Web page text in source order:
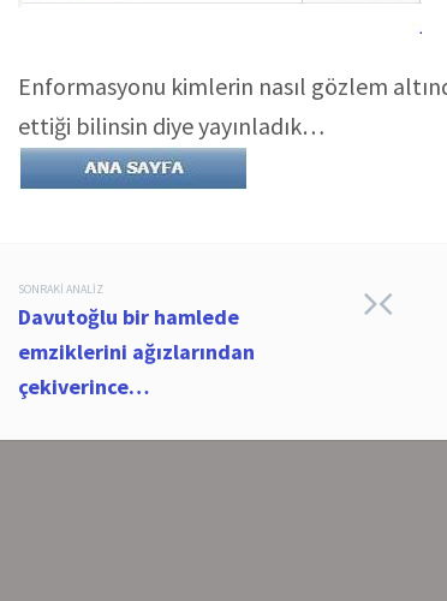
Enformasyonu kimlerin nasıl gözlem
ettiği bilinsin diye yayınladık…
Post
navigation
SONRAKI ANALIZ
Davutoğlu bir hamlede
emziklerini ağızlarından
çekiverince…